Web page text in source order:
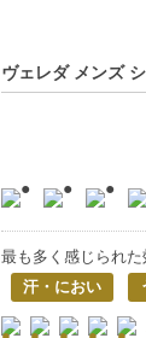
ヴェレダ メンズ
最も多く感じられた
汗・におい